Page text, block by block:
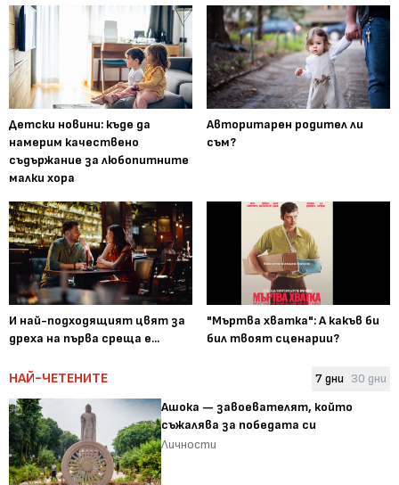
Детски новини: къде да
намерим качествено
съдържание за любопитните
малки хора
Авторитарен родител ли
съм?
И най-подходящият цвят за
дреха на първа среща е...
"Мъртва хватка": А какъв би
бил твоят сценарии?
НАЙ-ЧЕТЕНИТЕ 7 дни 30 дни
Ашока — завоевателят, който
съжалява за победата си
Личности